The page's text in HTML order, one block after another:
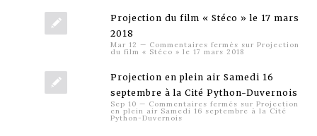
Projection du film « Stéco » le 17 mars
2018
Mar 12 — Commentaires fermés sur Projection
du film « Stéco » le 17 mars 2018
Projection en plein air Samedi 16
septembre à la Cité Python-Duvernois
Sep 10 — Commentaires fermés sur Projection
en plein air Samedi 16 septembre à la Cité
Python-Duvernois